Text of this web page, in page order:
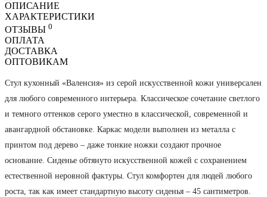
ОПИСАНИЕ
ХАРАКТЕРИСТИКИ
ОТЗЫВЫ 0
ОПЛАТА
ДОСТАВКА
ОПТОВИКАМ
Стул кухонный «Валенсия» из серой искусственной кожи универсален
для любого современного интерьера. Классическое сочетание светлого
и темного оттенков серого уместно в классической, современной и
авангардной обстановке. Каркас модели выполнен из металла с
принтом под дерево – даже тонкие ножки создают прочное
основание. Сиденье обтянуто искусственной кожей с сохранением
естественной неровной фактуры. Стул комфортен для людей любого
роста, так как имеет стандартную высоту сиденья – 45 сантиметров.